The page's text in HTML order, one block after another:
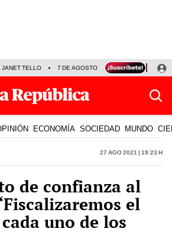
JANET TELLO 7 DE AGOSTO TINKA RESULTADOS
ECONOMÍA SOCIEDAD MUNDO
27 Ago 2021 | 19:23 h
de confianza al
el
uno de los